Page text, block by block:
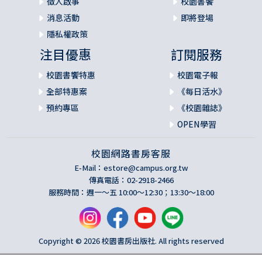
消息活動
隱私權政策
即將登場
注目優惠
校園書饗特惠
全部特惠案
預約專區
訂閱服務
校園電子報
《每日活水》
《校園雜誌》
OPEN學習
校園網路書房客服
E-Mail： estore@campus.org.tw
傳真電話：02-2918-2466
服務時間：週一～五 10:00～12:30；13:30～18:00
Copyright © 2026 校園書房出版社. All rights reserved